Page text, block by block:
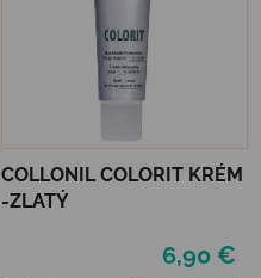
COLLONIL COLORIT KRÉM
-ZLATÝ
6,90 €